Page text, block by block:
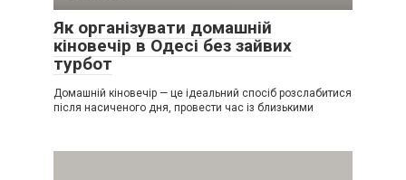
Як організувати домашній
кіновечір в Одесі без зайвих
турбот
Домашній кіновечір — це ідеальний спосіб розслабитися
після насиченого дня, провести час із близькими